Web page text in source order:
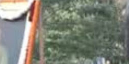
मूलांक और राशिफल: जानिए आज का